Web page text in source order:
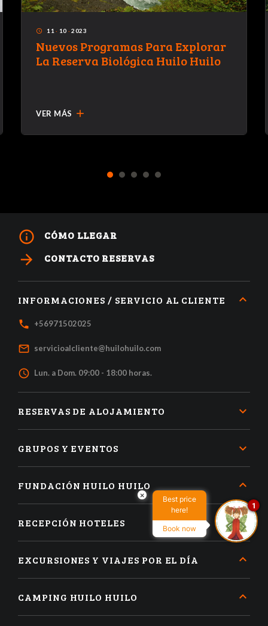
access_time 11 · 10 · 2023
Nuevos Programas Para Explorar
La Reserva Biológica Huilo Huilo
VER MÁS add
1 2 3 4 5
info_outline CÓMO LLEGAR
arrow_forward CONTACTO RESERVAS
INFORMACIONES / SERVICIO AL CLIENTE
local_phone +56971502025
mail_outline servicioalcliente@huilohuilo.com
access_time Lun. a Dom. 09:00 - 18:00 horas.
RESERVAS DE ALOJAMIENTO
GRUPOS Y EVENTOS
FUNDACIÓN HUILO HUILO
RECEPCIÓN HOTELES
EXCURSIONES Y VIAJES POR EL DÍA
CAMPING HUILO HUILO
×
Best price
here!
Book now
1